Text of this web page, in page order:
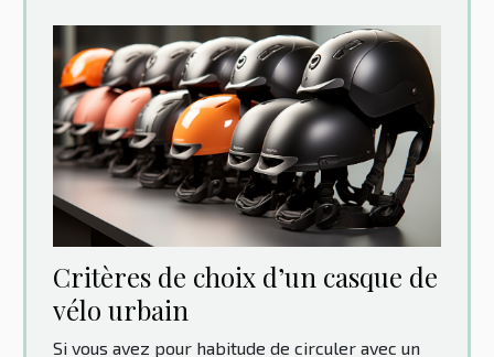
Critères de choix d’un casque de
vélo urbain
Si vous avez pour habitude de circuler avec un